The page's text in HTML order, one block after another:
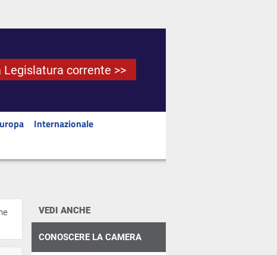
Legislatura corrente >>
Internazionale
VEDI ANCHE
CONOSCERE LA CAMERA